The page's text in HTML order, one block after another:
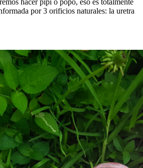
hacer pipí o popo, eso es totalmente
por 3 orificios naturales: la uretra